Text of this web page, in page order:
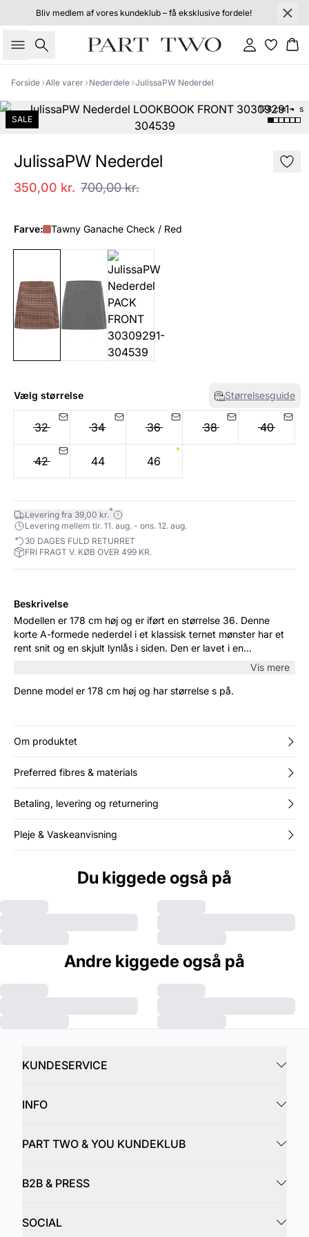
Bliv medlem af vores kundeklub – få eksklusive fordele!
Søg Log ind
Forside Alle varer Nederdele JulissaPW Nederdel
178 cm • s
SALE
JulissaPW Nederdel
350,00 kr. 700,00 kr.
Farve: Tawny Ganache Check / Red
Vælg størrelse Størrelsesguide
32 34 36 38 40
42 44 46
Levering fra 39,00 kr.*
Levering mellem tir. 11. aug. - ons. 12. aug.
30 DAGES FULD RETURRET
FRI FRAGT V. KØB OVER 499 KR.
Beskrivelse
Modellen er 178 cm høj og er iført en størrelse 36. Denne
korte A-formede nederdel i et klassisk ternet mønster har et
rent snit og en skjult lynlås i siden. Den er lavet i en
struktureret uldblanding, der gør den perfekt til de køligere
måneder. Brug den med strømpebukser og en rullekrave for
et tidløst look.
Vis mere
Denne model er 178 cm høj og har størrelse s på.
Om produktet
Preferred fibres & materials
Betaling, levering og returnering
Pleje & Vaskeanvisning
Du kiggede også på
Andre kiggede også på
KUNDESERVICE
INFO
PART TWO & YOU KUNDEKLUB
B2B & PRESS
SOCIAL